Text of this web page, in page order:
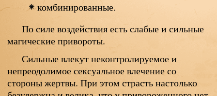
комбинированные.
По силе воздействия есть слабые и сильные
магические привороты.
Сильные влекут неконтролируемое и
непреодолимое сексуальное влечение со
стороны жертвы. При этом страсть настолько